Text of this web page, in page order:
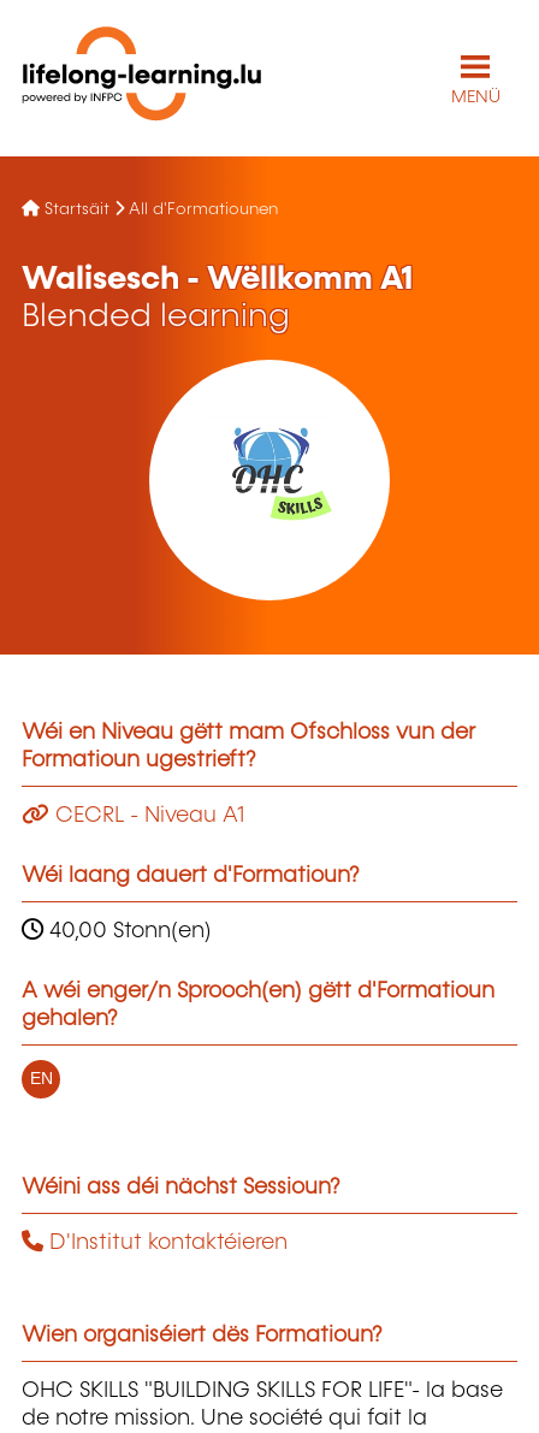
MENÜ
Startsäit All d'Formatiounen
Walisesch - Wëllkomm A1
Blended learning
Wéi en Niveau gëtt mam Ofschloss vun der
Formatioun ugestrieft?
CECRL - Niveau A1
Wéi laang dauert d'Formatioun?
40,00 Stonn(en)
A wéi enger/n Sprooch(en) gëtt d'Formatioun
gehalen?
EN
Wéini ass déi nächst Sessioun?
D'Institut kontaktéieren
Wien organiséiert dës Formatioun?
OHC SKILLS "BUILDING SKILLS FOR LIFE"- la base
de notre mission. Une société qui fait la